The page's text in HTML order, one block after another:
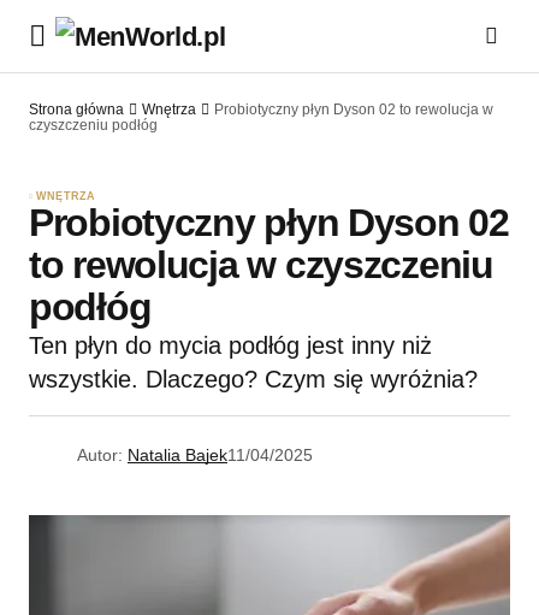
Strona główna Wnętrza
Probiotyczny płyn Dyson 02 to rewolucja w
czyszczeniu podłóg
WNĘTRZA
Probiotyczny płyn Dyson 02
to rewolucja w czyszczeniu
podłóg
Ten płyn do mycia podłóg jest inny niż
wszystkie. Dlaczego? Czym się wyróżnia?
Autor: Natalia Bajek11/04/2025